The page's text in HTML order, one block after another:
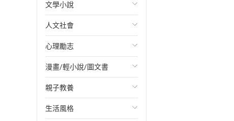
投資理財
經濟/趨勢
財務/金融
管理/領導
職場工作術
成功法
文學小說
歐美文學
日本文學
韓國文學
華文文學
經典文學
人文社會
國際關係
政治
社會科學
台灣/中國歷史
心理勵志
心靈成長/情緒
人際關係
兩性關係
漫畫/輕小說/圖文書
輕小說
奇幻/科幻
親子教養
教育現場
生活風格